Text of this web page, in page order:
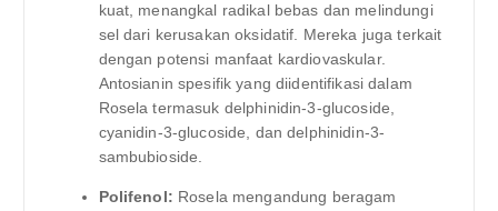
kuat, menangkal radikal bebas dan melindungi
sel dari kerusakan oksidatif. Mereka juga terkait
dengan potensi manfaat kardiovaskular.
Antosianin spesifik yang diidentifikasi dalam
Rosela termasuk delphinidin-3-glucoside,
cyanidin-3-glucoside, dan delphinidin-3-
sambubioside.
Polifenol: Rosela mengandung beragam